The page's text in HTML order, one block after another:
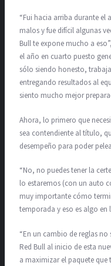
“Fui hacia arriba durante el
malos y fue difícil algunas
Bull te expone mucho a
el año en cuarto puesto
sólo siendo honesto,
entregando resultados al
siento mucho mejor
Ahora, lo primero que
sea contendiente al título,
desempeño para poder
“No, no puedes tener la
lo estaremos (con un auto
muy importante cómo
temporada y eso es algo en
“En un cambio de reglas no
Red Bull al inicio de esta
a maximizar el paquete que